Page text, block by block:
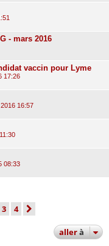
- mars 2016
vaccin pour Lyme
17:26
16:57
08:33
3 4
allerà